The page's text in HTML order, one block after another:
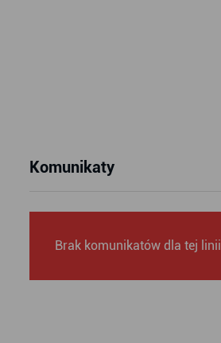
Komunikaty
Brak komunikatów dla tej linii